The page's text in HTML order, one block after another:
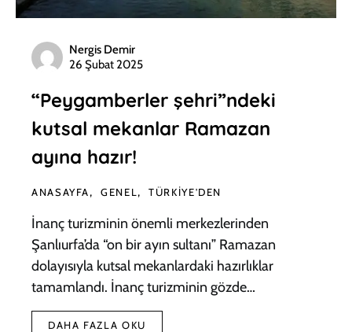
Nergis Demir
26 Şubat 2025
“Peygamberler şehri”ndeki
kutsal mekanlar Ramazan
ayına hazır!
ANASAYFA GENEL TÜRKIYE'DEN
İnanç turizminin önemli merkezlerinden
Şanlıurfa’da “on bir ayın sultanı” Ramazan
dolayısıyla kutsal mekanlardaki hazırlıklar
tamamlandı. İnanç turizminin gözde…
DAHA FAZLA OKU